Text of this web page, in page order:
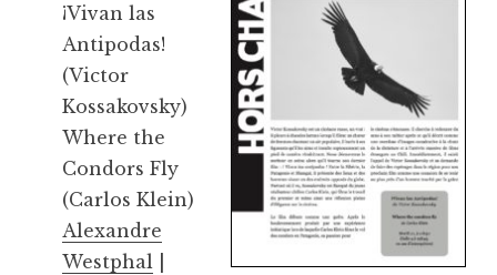
¡Vivan las
Antipodas!
(Victor
Kossakovsky)
Where the
Condors Fly
(Carlos Klein)
Alexandre
Westphal